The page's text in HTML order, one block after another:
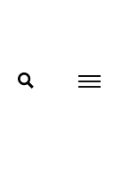
SUCHEN